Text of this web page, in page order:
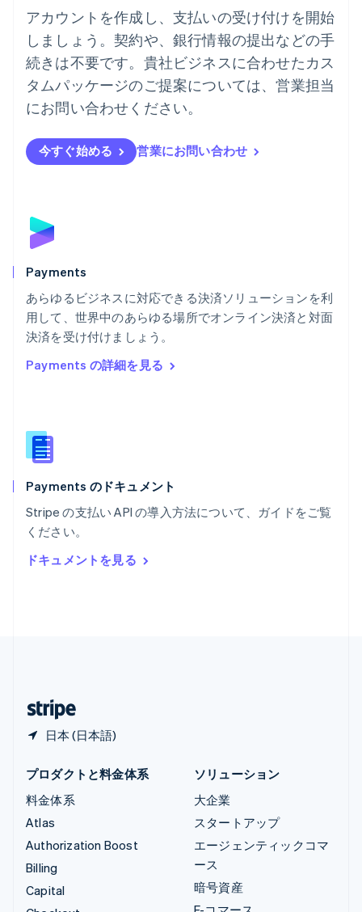
アカウントを作成し、支払いの受け付けを開始
しましょう。契約や、銀行情報の提出などの手
続きは不要です。貴社ビジネスに合わせたカス
タムパッケージのご提案については、営業担当
にお問い合わせください。
今すぐ始める 営業にお問い合わせ
Payments
あらゆるビジネスに対応できる決済ソリューションを利
用して、世界中のあらゆる場所でオンライン決済と対面
決済を受け付けましょう。
Payments の詳細を見る
Payments のドキュメント
Stripe の支払い API の導入方法について、ガイドをご覧
ください。
ドキュメントを見る
日本 (日本語)
Deutsch English
ニュージーランド
English
ノルウェー
ハンガリー
English
EnglishSvenska
ブラジル
ブルガリア
English
Nederlands
English
ポルトガル
PortuguêsEnglish
English
Español
ラトビア
リトアニア
リヒテンシュタイン
Deutsch
English
プロダクトと料金体系
料金体系
Atlas
Authorization Boost
Billing
Capital
ソリューション
大企業
スタートアップ
エージェンティックコマ
ース
暗号資産